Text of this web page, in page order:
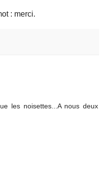
: merci.
les noisettes...A nous deux